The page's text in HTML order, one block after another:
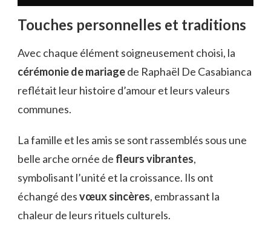
Touches personnelles et traditions
Avec chaque élément soigneusement choisi, la
cérémonie de mariagede Raphaël De Casabianca
reflétait leur histoire d’amour et leurs valeurs
communes.
La famille et les amis se sont rassemblés sous une
belle arche ornée de fleurs vibrantes,
symbolisant l’unité et la croissance. Ils ont
échangé desvœux sincères, embrassant la
chaleur de leurs rituels culturels.